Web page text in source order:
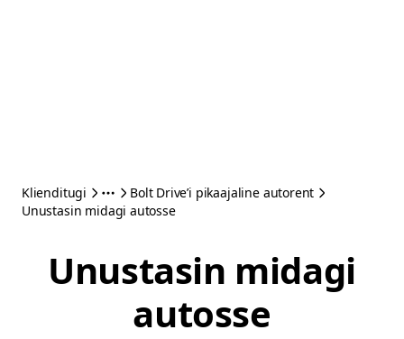
Klienditugi
Bolt Drive’i pikaajaline autorent
Unustasin midagi autosse
Unustasin midagi
autosse